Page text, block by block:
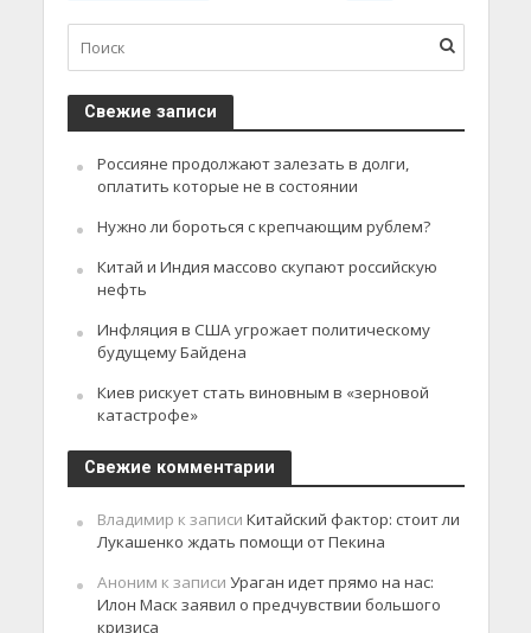
Свежие записи
Россияне продолжают залезать в долги,
оплатить которые не в состоянии
Нужно ли бороться с крепчающим рублем?
Китай и Индия массово скупают российскую
нефть
Инфляция в США угрожает политическому
будущему Байдена
Киев рискует стать виновным в «зерновой
катастрофе»
Свежие комментарии
Владимир к записи Китайский фактор: стоит ли
Лукашенко ждать помощи от Пекина
Аноним к записи Ураган идет прямо на нас:
Илон Маск заявил о предчувствии большого
кризиса